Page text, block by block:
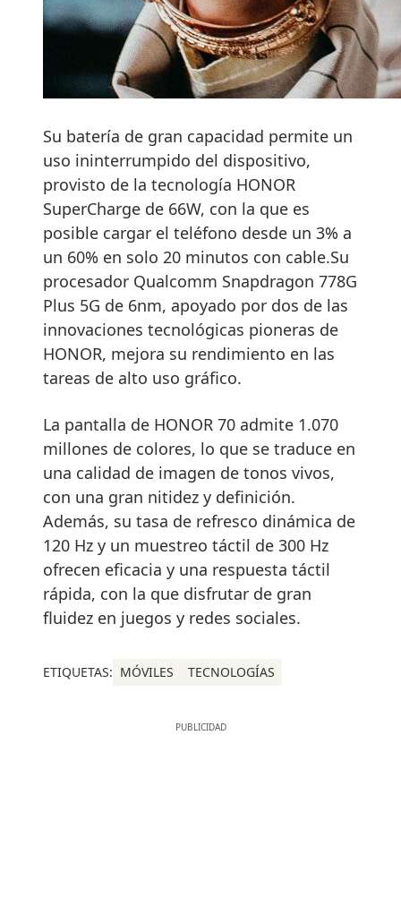
Su batería de gran capacidad permite un
uso ininterrumpido del dispositivo,
provisto de la tecnología HONOR
SuperCharge de 66W, con la que es
posible cargar el teléfono desde un 3% a
un 60% en solo 20 minutos con cable.Su
procesador Qualcomm Snapdragon 778G
Plus 5G de 6nm, apoyado por dos de las
innovaciones tecnológicas pioneras de
HONOR, mejora su rendimiento en las
tareas de alto uso gráfico.
La pantalla de HONOR 70 admite 1.070
millones de colores, lo que se traduce en
una calidad de imagen de tonos vivos,
con una gran nitidez y definición.
Además, su tasa de refresco dinámica de
120 Hz y un muestreo táctil de 300 Hz
ofrecen eficacia y una respuesta táctil
rápida, con la que disfrutar de gran
fluidez en juegos y redes sociales.
ETIQUETAS: MÓVILES TECNOLOGÍAS